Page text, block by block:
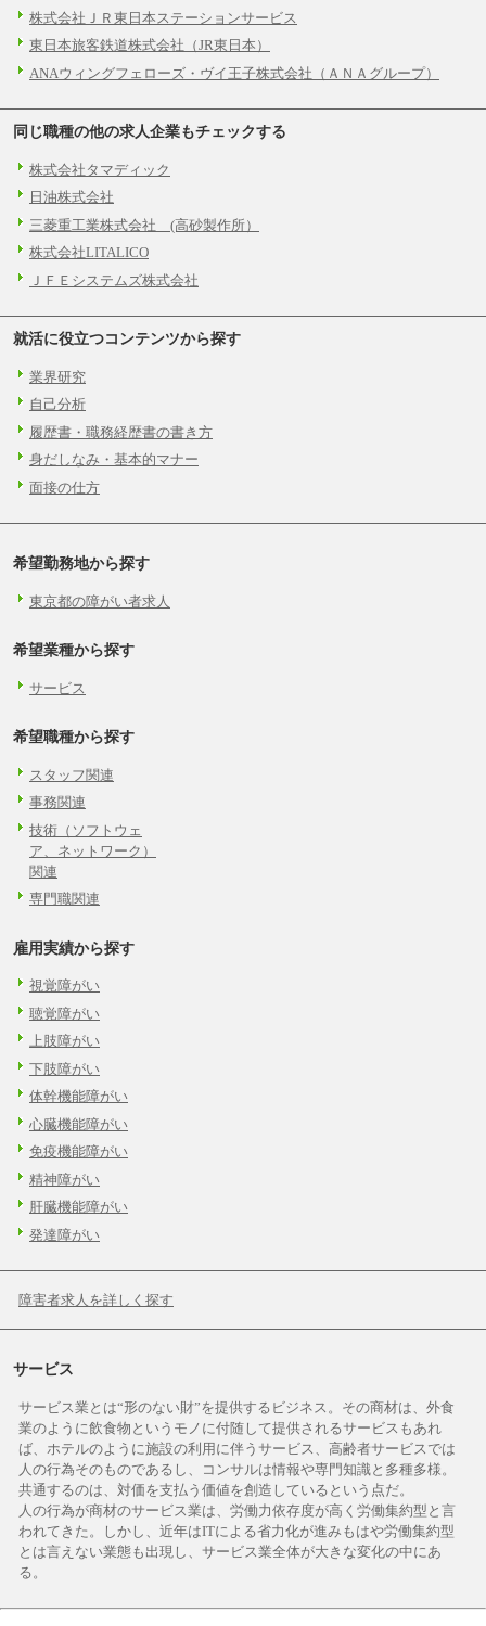
※試用期間中の給与に変更はありません。
※経験・能力を考慮し、当社規定により決定い
たします。
株式会社ＪＲ東日本ステーションサービス
東日本旅客鉄道株式会社（JR東日本）
ANAウィングフェローズ・ヴイ王子株式会社（ＡＮＡグループ）
同じ職種の他の求人企業もチェックする
株式会社タマディック
日油株式会社
三菱重工業株式会社 (高砂製作所）
株式会社LITALICO
ＪＦＥシステムズ株式会社
就活に役立つコンテンツから探す
業界研究
自己分析
履歴書・職務経歴書の書き方
身だしなみ・基本的マナー
面接の仕方
希望勤務地から探す
東京都の障がい者求人
希望業種から探す
サービス
希望職種から探す
スタッフ関連
事務関連
技術（ソフトウェ
ア、ネットワーク）
関連
専門職関連
雇用実績から探す
視覚障がい
聴覚障がい
上肢障がい
下肢障がい
体幹機能障がい
心臓機能障がい
免疫機能障がい
精神障がい
肝臓機能障がい
発達障がい
障害者求人を詳しく探す
サービス
サービス業とは“形のない財”を提供するビジネス。その商材は、外食
業のように飲食物というモノに付随して提供されるサービスもあれ
ば、ホテルのように施設の利用に伴うサービス、高齢者サービスでは
人の行為そのものであるし、コンサルは情報や専門知識と多種多様。
共通するのは、対価を支払う価値を創造しているという点だ。
人の行為が商材のサービス業は、労働力依存度が高く労働集約型と言
われてきた。しかし、近年はITによる省力化が進みもはや労働集約型
とは言えない業態も出現し、サービス業全体が大きな変化の中にあ
る。